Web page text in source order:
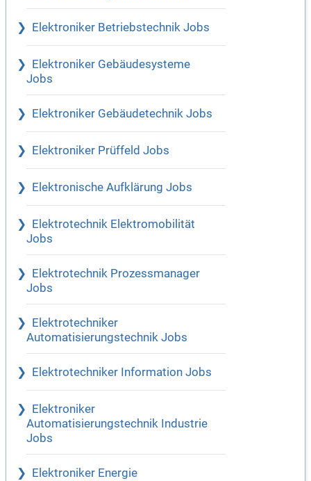
Elektroniker Betriebstechnik Jobs
Elektroniker Gebäudesysteme
Jobs
Elektroniker Gebäudetechnik Jobs
Elektroniker Prüffeld Jobs
Elektronische Aufklärung Jobs
Elektrotechnik Elektromobilität
Jobs
Elektrotechnik Prozessmanager
Jobs
Elektrotechniker
Automatisierungstechnik Jobs
Elektrotechniker Information Jobs
Elektroniker
Automatisierungstechnik Industrie
Jobs
Elektroniker Energie